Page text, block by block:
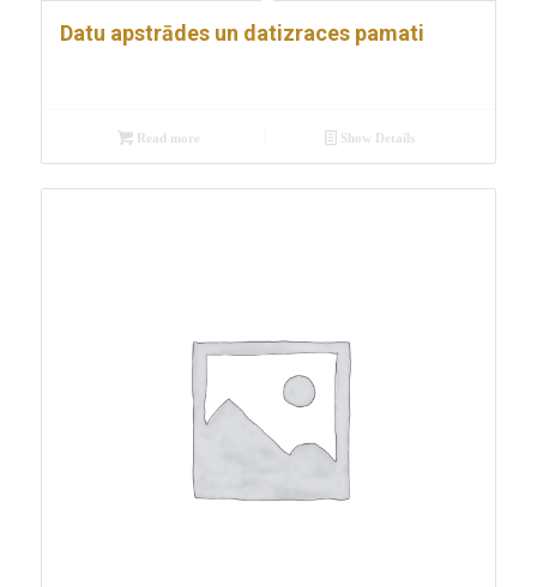
Datu apstrādes un datizraces pamati
Read more Show Details